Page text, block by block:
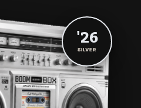
'26
SILVER